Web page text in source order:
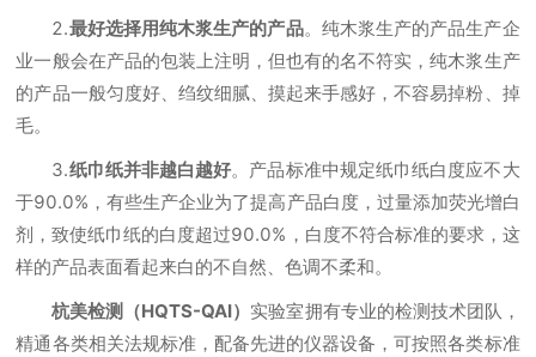
2.最好选择用纯木浆生产的产品。纯木浆生产的产品生产企
业一般会在产品的包装上注明，但也有的名不符实，纯木浆生产
的产品一般匀度好、绉纹细腻、摸起来手感好，不容易掉粉、掉
毛。
3.纸巾纸并非越白越好。产品标准中规定纸巾纸白度应不大
于90.0%，有些生产企业为了提高产品白度，过量添加荧光增白
剂，致使纸巾纸的白度超过90.0%，白度不符合标准的要求，这
样的产品表面看起来白的不自然、色调不柔和。
杭美检测（HQTS-QAI） 实验室拥有专业的检测技术团队，
精通各类相关法规标准，配备先进的仪器设备，可按照各类标准